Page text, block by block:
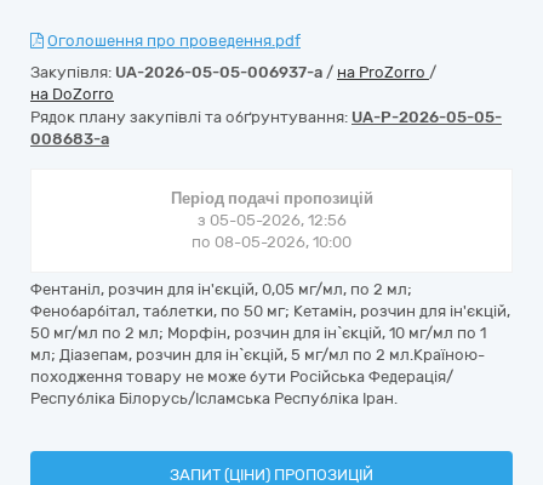
Оголошення про проведення.pdf
Закупівля: UA-2026-05-05-006937-a / на ProZorro /
на DoZorro
Рядок плану закупівлі та обґрунтування: UA-P-2026-05-05-
008683-a
Період подачі пропозицій
з 05-05-2026, 12:56
по 08-05-2026, 10:00
Фентаніл, розчин для ін'єкцій, 0,05 мг/мл, по 2 мл;
Фенобарбітал, таблетки, по 50 мг; Кетамін, розчин для ін'єкцій,
50 мг/мл по 2 мл; Морфін, розчин для ін`єкцій, 10 мг/мл по 1
мл; Діазепам, розчин для ін`єкцій, 5 мг/мл по 2 мл.Країною-
походження товару не може бути Російська Федерація/
Республіка Білорусь/Ісламська Республіка Іран.
ЗАПИТ (ЦІНИ) ПРОПОЗИЦІЙ